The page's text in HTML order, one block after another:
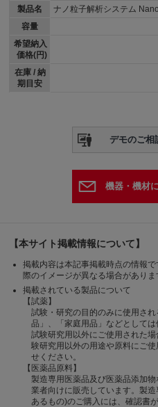
製品名
容量
希望納入
価格(円)
在庫 / 納
期目安
ナノ粒子解析システム
デモのご相
機器・機材
【本サイト掲載情報について】
掲載内容は本記事掲載時点の情報
際のイメージが異なる場合がありま
掲載されている製品について
【試薬】
試験・研究の目的のみに使用さ
品」、「家庭用品」などとしては
試験研究用以外にご使用された
験研究用以外の用途や原料にご
せください。
【医薬品原料】
製造専用医薬品及び医薬品添加
業者向けに販売しています。製
あるもの)のご購入には、確認書が